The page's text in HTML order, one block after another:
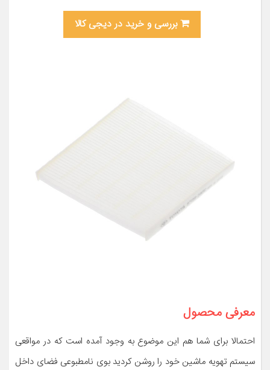
بررسی و خرید در دیجی کالا
معرفی محصول
احتمالا برای شما هم این موضوع به وجود آمده است که در مواقعی
سیستم تهویه ماشین خود را روشن کردید بوی نامطبوعی فضای داخل